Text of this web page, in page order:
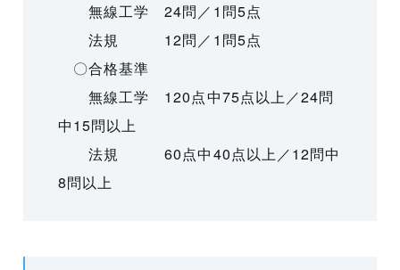
無線工学 24問／1問5点
法規 12問／1問5点
〇合格基準
無線工学 120点中75点以上／24問
中15問以上
法規 60点中40点以上／12問中
8問以上